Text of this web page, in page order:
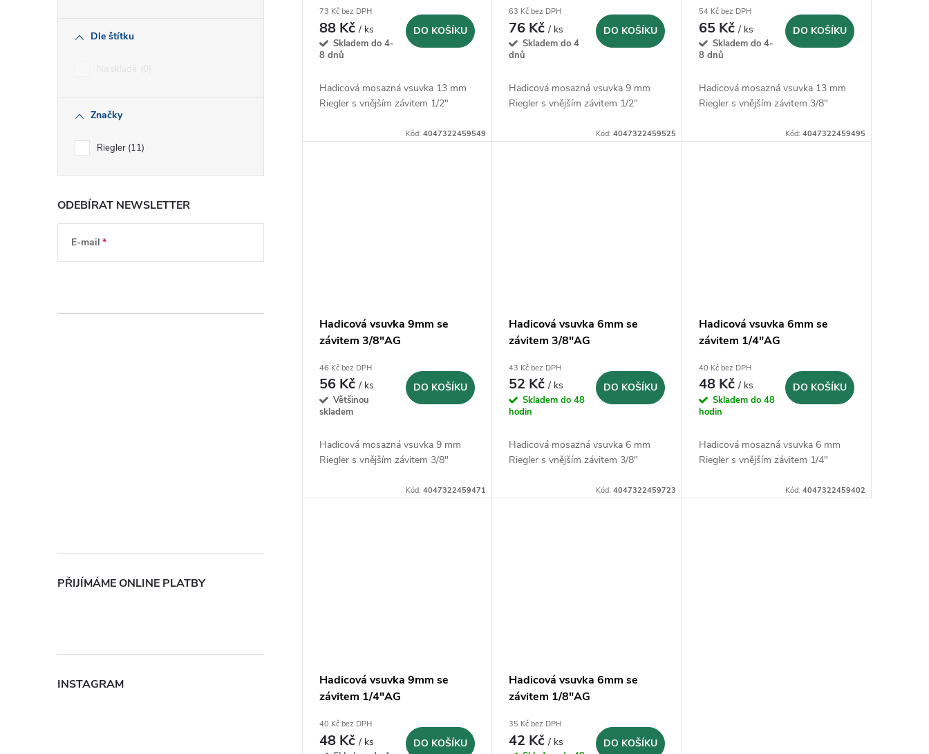
Dle štítku
Značky
Riegler 11
ODEBÍRAT NEWSLETTER
E-mail
PŘIJÍMÁME ONLINE PLATBY
INSTAGRAM
73 Kč bez DPH
88 Kč/ ks
Skladem do 4-
8 dnů
DO KOŠÍKU
Hadicová mosazná vsuvka 13 mm
Riegler s vnějším závitem 1/2"
Kód:4047322459549
63 Kč bez DPH
76 Kč/ ks
Skladem do 4
dnů
DO KOŠÍKU
Hadicová mosazná vsuvka 9 mm
Riegler s vnějším závitem 1/2"
Kód: 4047322459525
54 Kč bez DPH
65 Kč/ ks
Skladem do 4-
8 dnů
DO KOŠÍKU
Hadicová mosazná vsuvka 13 mm
Riegler s vnějším závitem 3/8"
Kód: 4047322459495
Hadicová vsuvka 9mm se
závitem 3/8"AG
46 Kč bez DPH
56 Kč/ ks
Většinou
skladem
DO KOŠÍKU
Hadicová mosazná vsuvka 9 mm
Riegler s vnějším závitem 3/8"
Kód:4047322459471
Hadicová vsuvka 6mm se
závitem 3/8"AG
43 Kč bez DPH
52 Kč/ ks
Skladem do 48
hodin
DO KOŠÍKU
Hadicová mosazná vsuvka 6 mm
Riegler s vnějším závitem 3/8"
Kód: 4047322459723
Hadicová vsuvka 6mm se
závitem 1/4"AG
40 Kč bez DPH
48 Kč/ ks
Skladem do 48
hodin
DO KOŠÍKU
Hadicová mosazná vsuvka 6 mm
Riegler s vnějším závitem 1/4"
Kód: 4047322459402
Hadicová vsuvka 9mm se
závitem 1/4"AG
40 Kč bez DPH
48 Kč/ ks DO KOŠÍKU
Hadicová vsuvka 6mm se
závitem 1/8"AG
35 Kč bez DPH
42 Kč/ ks DO KOŠÍKU